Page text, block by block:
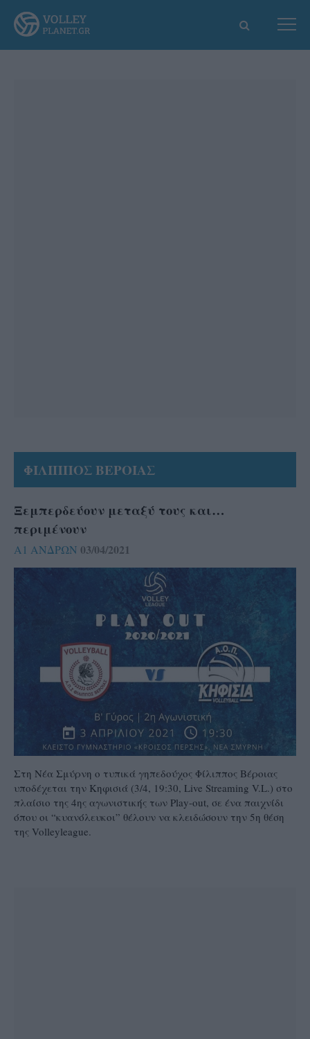
ΦΙΛΙΠΠΟΣ ΒΕΡΟΙΑΣ
Ξεμπερδεύουν μεταξύ τους και…
περιμένουν
Α1 ΑΝΔΡΩΝ 03/04/2021
Στη Νέα Σμύρνη ο τυπικά γηπεδούχος Φίλιππος Βέροιας
υποδέχεται την Κηφισιά (3/4, 19:30, Live Streaming V.L.) στο
πλαίσιο της 4ης αγωνιστικής των Play-out, σε ένα παιχνίδι
όπου οι “κυανόλευκοι” θέλουν να κλειδώσουν την 5η θέση
της Volleyleague.